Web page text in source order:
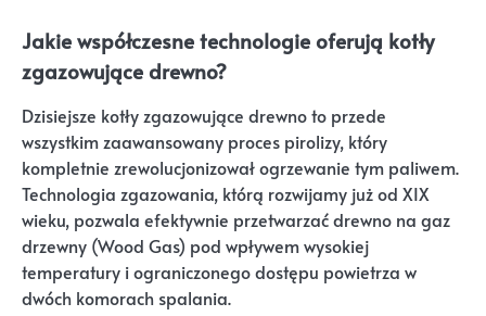
Jakie współczesne technologie oferują kotły
zgazowujące drewno?
Dzisiejsze kotły zgazowujące drewno to przede
wszystkim zaawansowany proces pirolizy, który
kompletnie zrewolucjonizował ogrzewanie tym paliwem.
Technologia zgazowania, którą rozwijamy już od XIX
wieku, pozwala efektywnie przetwarzać drewno na gaz
drzewny (Wood Gas) pod wpływem wysokiej
temperatury i ograniczonego dostępu powietrza w
dwóch komorach spalania.